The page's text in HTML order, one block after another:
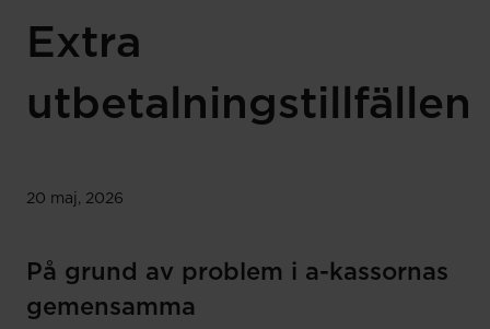
Extra
utbetalningstillfällen
20 maj, 2026
På grund av problem i a-kassornas
gemensamma